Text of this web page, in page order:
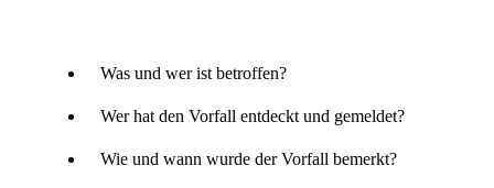
Was und wer ist betroffen?
Wer hat den Vorfall entdeckt und gemeldet?
Wie und wann wurde der Vorfall bemerkt?